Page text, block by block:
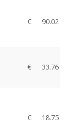
€ 90.02
€ 33.76
€ 18.75